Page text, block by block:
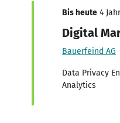
Bis heute 4
Digital
Bauerfeind AG
Data Privacy
Analytics